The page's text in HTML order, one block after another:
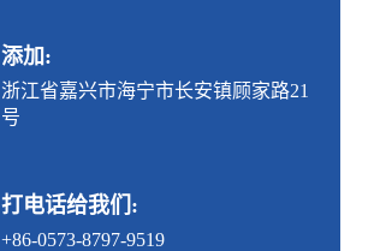
添加:
浙江省嘉兴市海宁市长安镇顾家路21
号
打电话给我们:
+86-0573-8797-9519